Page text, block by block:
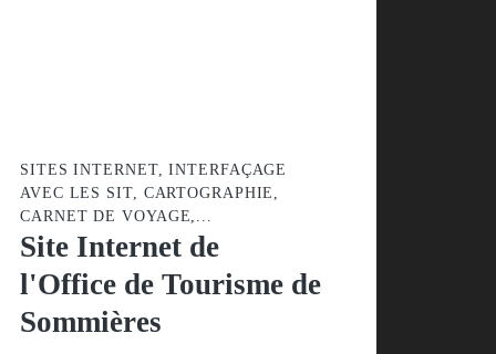
SITES INTERNET, INTERFAÇAGE
AVEC LES SIT, CARTOGRAPHIE,
CARNET DE VOYAGE,...
Site Internet de
l'Office de Tourisme
de Sommières